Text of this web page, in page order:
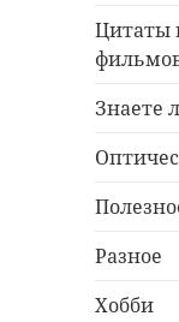
Цитаты
Знаете
Разное
Хобби